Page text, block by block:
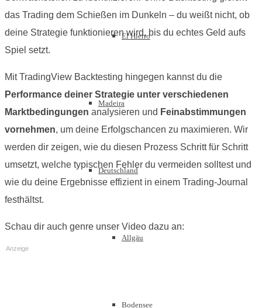
El Hierro
Madeira
Deutschland
Allgäu
Bodensee
das Trading dem Schießen im Dunkeln – du weißt nicht, ob
deine Strategie funktionieren wird, bis du echtes Geld aufs
Spiel setzt.
Mit TradingView Backtesting hingegen kannst du die
Performance deiner Strategie unter verschiedenen
Marktbedingungen analysieren und Feinabstimmungen
vornehmen, um deine Erfolgschancen zu maximieren. Wir
werden dir zeigen, wie du diesen Prozess Schritt für Schritt
umsetzt, welche typischen Fehler du vermeiden solltest und
wie du deine Ergebnisse effizient in einem Trading-Journal
festhältst.
Schau dir auch genre unser Video dazu an:
Anzeige